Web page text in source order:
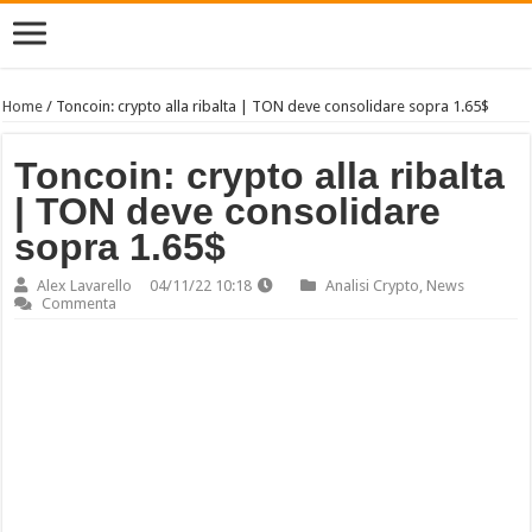
Home / Toncoin: crypto alla ribalta | TON deve consolidare sopra 1.65$
Toncoin: crypto alla ribalta
| TON deve consolidare
sopra 1.65$
Alex Lavarello 04/11/22 10:18 Analisi Crypto, News
Commenta